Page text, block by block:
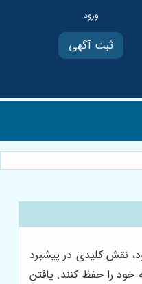
ثبت آگهی
نقش کلیدی در پیشبرد
خود را حفظ کنند. یافتن